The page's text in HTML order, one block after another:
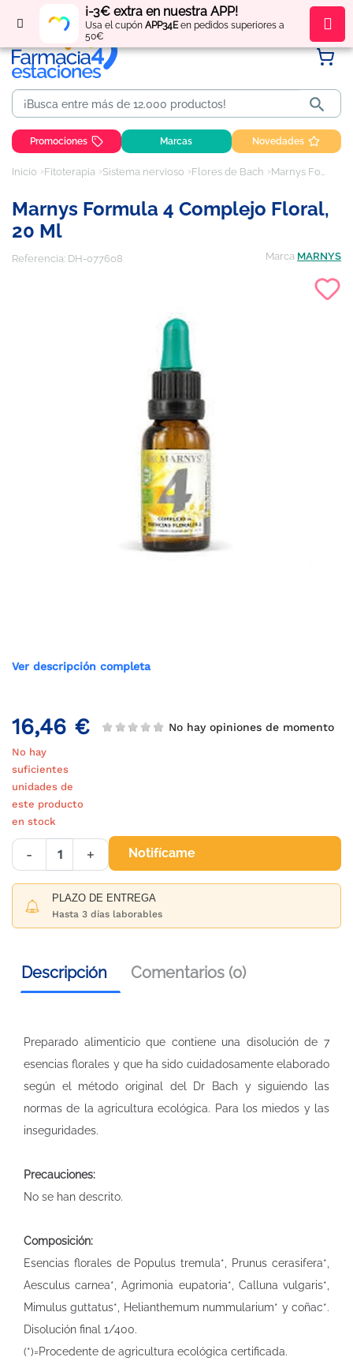
¡-3€ extra en nuestra APP!
Usa el cupón APP34Een pedidos superiores a
50€
Regístratey obténpuntos por tus compras

Promociones Marcas Novedades
Inicio Fitoterapia Sistema nervioso Flores de Bach Marnys Formula 4 Complejo Floral, 20 ml
Marnys Formula 4 Complejo Floral,
20 Ml
Referencia: DH-077608 Marca MARNYS
Ver descripción completa
16,46 € No hay opiniones de momento
No hay
suficientes
unidades de
este producto
en stock
- + Notifícame
PLAZO DE ENTREGA
Hasta 3 días laborables
Descripción Comentarios (0)
Preparado alimenticio que contiene una disolución de 7
esencias florales y que ha sido cuidadosamente elaborado
según el método original del Dr Bach y siguiendo las
normas de la agricultura ecológica. Para los miedos y las
inseguridades.
Precauciones:
No se han descrito.
Composición:
Esencias florales de Populus tremula*, Prunus cerasifera*,
Aesculus carnea*, Agrimonia eupatoria*, Calluna vulgaris*,
Mimulus guttatus*, Helianthemum nummularium* y coñac*.
Disolución final 1/400.
(*)=Procedente de agricultura ecológica certificada.